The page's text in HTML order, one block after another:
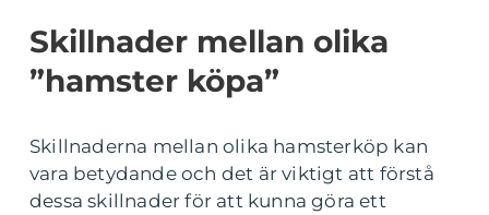
Skillnader mellan olika
”hamster köpa”
Skillnaderna mellan olika hamsterköp kan
vara betydande och det är viktigt att förstå
dessa skillnader för att kunna göra ett